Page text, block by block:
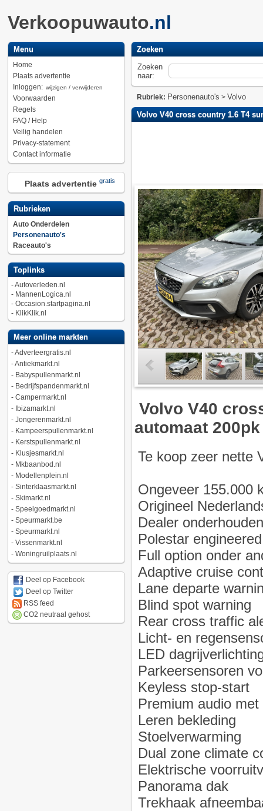
Verkoopuwauto.nl
Menu
Home
Plaats advertentie
Inloggen: wijzigen / verwijderen
Voorwaarden
Regels
FAQ / Help
Veilig handelen
Privacy-statement
Contact informatie
Plaats advertentie gratis
Rubrieken
Auto Onderdelen
Personenauto's
Raceauto's
Toplinks
-Autoverleden.nl
- MannenLogica.nl
- Occasion.startpagina.nl
- KlikKlik.nl
Meer online markten
-Adverteergratis.nl
-Antiekmarkt.nl
- Babyspullenmarkt.nl
- Bedrijfspandenmarkt.nl
- Campermarkt.nl
- Ibizamarkt.nl
- Jongerenmarkt.nl
- Kampeerspullenmarkt.nl
- Kerstspullenmarkt.nl
- Klusjesmarkt.nl
- Mkbaanbod.nl
- Modellenplein.nl
- Sinterklaasmarkt.nl
- Skimarkt.nl
- Speelgoedmarkt.nl
- Speurmarkt.be
- Speurmarkt.nl
- Vissenmarkt.nl
- Woningruilplaats.nl
Deel op Facebook
Deel op Twitter
RSS feed
CO2 neutraal gehost
Zoeken
Zoeken
naar:
Rubriek: Personenauto's > Volvo
Volvo V40 cross country 1.6 T4
Volvo V40
automaat 200pk
Te koop zeer nette
Ongeveer 155.000
Origineel
Dealer onderhouden
Polestar engineered
Full option onder
Adaptive cruise
Lane departe
Blind spot warning
Rear cross traffic
Licht- en
LED
Parkeersensoren
Keyless stop-start
Premium audio
Leren bekleding
Stoelverwarming
Dual zone climate
Elektrische
Panorama dak
Trekhaak